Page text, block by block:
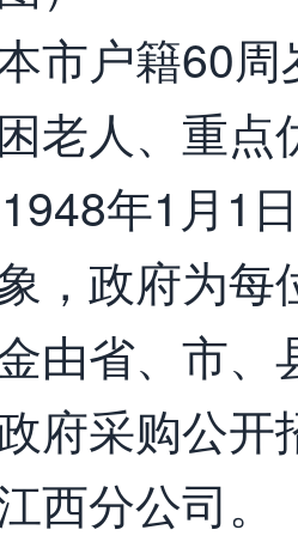
市户籍60
老人、重
年1月1
，政府为
由省、市
府采购公
西分公司。